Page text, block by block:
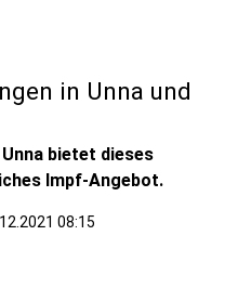
in Unna und
bietet dieses
Impf-Angebot.
08:15